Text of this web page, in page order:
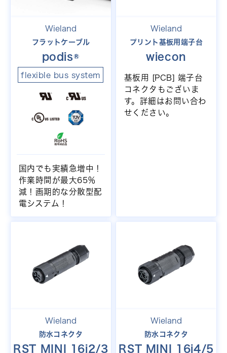
Wieland
フラットケーブル
podis®
flexible bus system
国内でも実績急増中！
作業時間が最大65％
減！画期的な分散型配
電システム！
Wieland
プリント基板用端子台
wiecon
基板用 [PCB] 端子台
コネクタもございま
す。詳細はお問い合わ
せください。
Wieland
防水コネクタ
RST MINI 16i2/3
Wieland
防水コネクタ
RST MINI 16i4/5